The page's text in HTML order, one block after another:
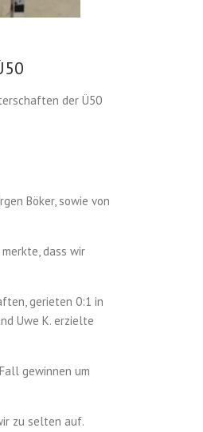
der Ü50
Böker, sowie von
dass wir
gerieten 0:1 in
Uwe K. erzielte
gewinnen um
zu selten auf.